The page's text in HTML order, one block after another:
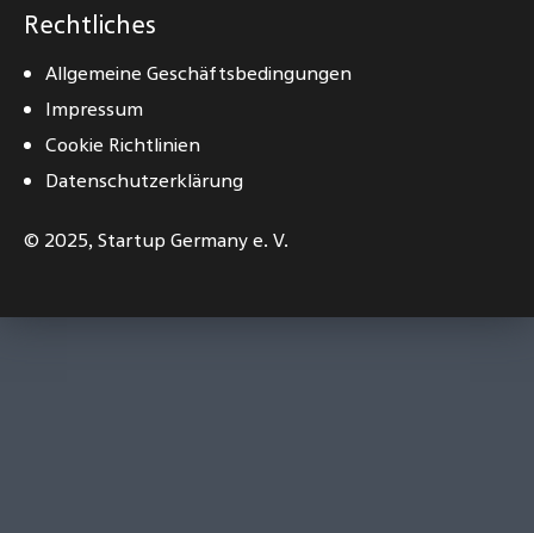
Rechtliches
Allgemeine Geschäftsbedingungen
Impressum
Cookie Richtlinien
Datenschutzerklärung
© 2025,Startup Germany e. V.